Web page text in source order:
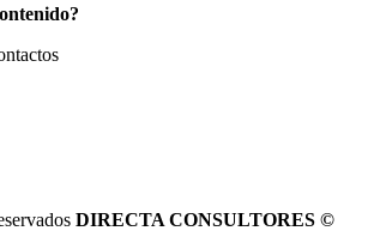
DIRECTA CONSULTORES ©